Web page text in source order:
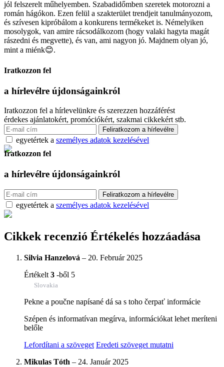
jól felszerelt műhelyemben. Szabadidőmben szeretek motorozni a
román hágókon. Ezen felül a szakterület trendjeit tanulmányozom,
és szívesen kipróbálom a konkurens termékeket is. Némelyiken
mosolygok, van amire rácsodálkozom (hogy valaki hagyta magát
rászedni és megvette), és van, ami nagyon jó. Majdnem olyan jó,
mint a miénk😊.
Iratkozzon fel
a hírlevélre újdonságainkról
Iratkozzon fel a hírlevelünkre és szerezzen hozzáférést
érdekes ajánlatokért, promóciókért, szakmai cikkekért stb.
egyetértek a személyes adatok kezelésével
Iratkozzon fel
a hírlevélre újdonságainkról
egyetértek a személyes adatok kezelésével
Cikkek recenzió Értékelés hozzáadása
Silvia Hanzelová – 20. Február 2025
Értékelt 3 -ből 5
Slovakia
Pekne a poučne napísané dá sa s toho čerpať informácie
Szépen és informatívan megírva, információkat lehet meríteni
belőle
Lefordítani a szöveget Eredeti szöveget mutatni
Mikulas Tóth – 24. Január 2025